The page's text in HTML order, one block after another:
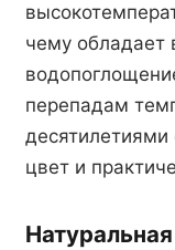
чему обладает
перепадам
цвет и